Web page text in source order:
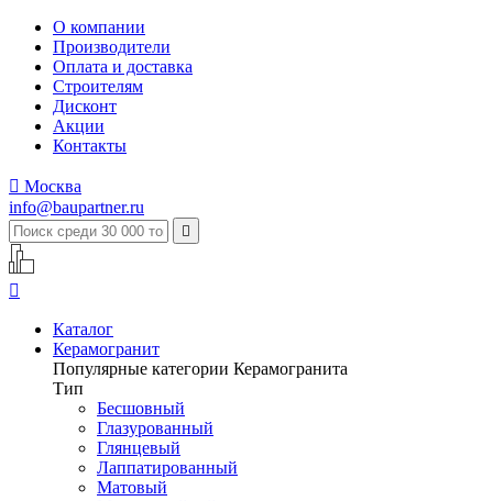
О компании
Производители
Оплата и доставка
Строителям
Дисконт
Акции
Контакты
 Москва
info@baupartner.ru


Каталог
Керамогранит
Популярные категории Керамогранита
Тип
Бесшовный
Глазурованный
Глянцевый
Лаппатированный
Матовый